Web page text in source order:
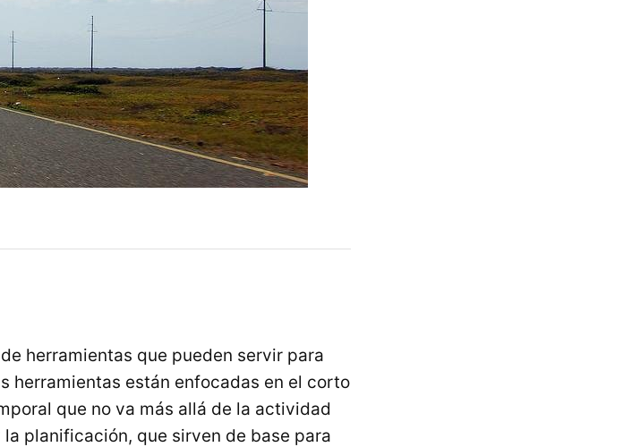
herramientas que pueden servir para
herramientas están enfocadas en el corto
que no va más allá de la actividad
planificación, que sirven de base para